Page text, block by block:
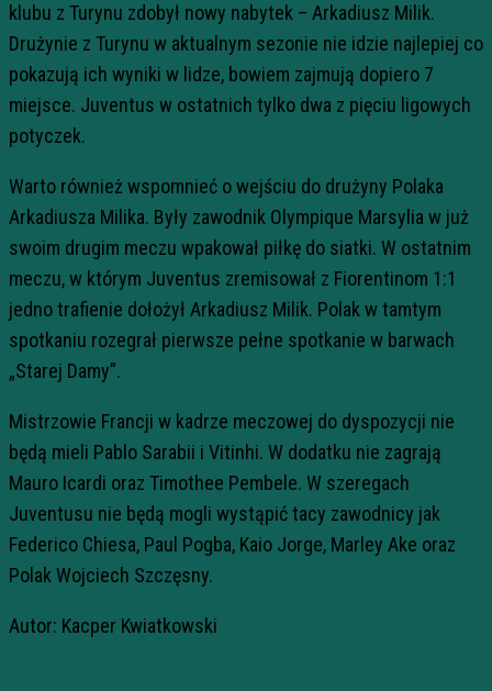
klubu z Turynu zdobył nowy nabytek – Arkadiusz Milik.
Drużynie z Turynu w aktualnym sezonie nie idzie najlepiej co
pokazują ich wyniki w lidze, bowiem zajmują dopiero 7
miejsce. Juventus w ostatnich tylko dwa z pięciu ligowych
potyczek.
Warto również wspomnieć o wejściu do drużyny Polaka
Arkadiusza Milika. Były zawodnik Olympique Marsylia w już
swoim drugim meczu wpakował piłkę do siatki. W ostatnim
meczu, w którym Juventus zremisował z Fiorentinom 1:1
jedno trafienie dołożył Arkadiusz Milik. Polak w tamtym
spotkaniu rozegrał pierwsze pełne spotkanie w barwach
„Starej Damy”.
Mistrzowie Francji w kadrze meczowej do dyspozycji nie
będą mieli Pablo Sarabii i Vitinhi. W dodatku nie zagrają
Mauro Icardi oraz Timothee Pembele. W szeregach
Juventusu nie będą mogli wystąpić tacy zawodnicy jak
Federico Chiesa, Paul Pogba, Kaio Jorge, Marley Ake oraz
Polak Wojciech Szczęsny.
Autor: Kacper Kwiatkowski